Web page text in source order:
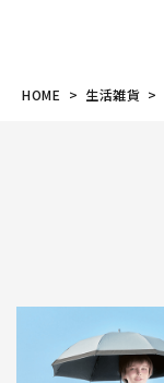
HOME 生活雑貨